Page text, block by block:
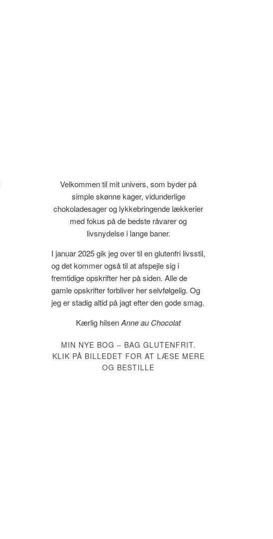
Velkommen til mit univers, som byder på
simple skønne kager, vidunderlige
chokoladesager og lykkebringende lækkerier
med fokus på de bedste råvarer og
livsnydelse i lange baner.
I januar 2025 gik jeg over til en glutenfri livsstil,
og det kommer også til at afspejle sig i
fremtidige opskrifter her på siden. Alle de
gamle opskrifter forbliver her selvfølgelig. Og
jeg er stadig altid på jagt efter den gode smag.
Kærlig hilsenAnne au Chocolat
MIN NYE BOG – BAG GLUTENFRIT.
KLIK PÅ BILLEDET FOR AT LÆSE MERE
OG BESTILLE